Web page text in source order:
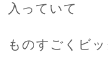
入っていて
ものすごくビ